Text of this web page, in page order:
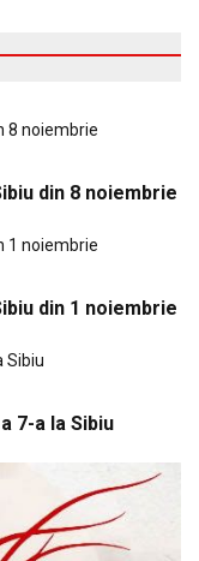
din 8 noiembrie
din 1 noiembrie
7-a la Sibiu